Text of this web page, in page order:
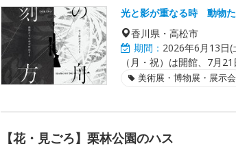
光と影が重なる時 動物
香川県・高松市
期間： 2026年6月13日
（月・祝）は開館、7月
美術展・博物展・展示会
【花・見ごろ】栗林公園のハス